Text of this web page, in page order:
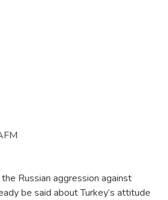
Russian aggression against
be said about Turkey‘s attitude